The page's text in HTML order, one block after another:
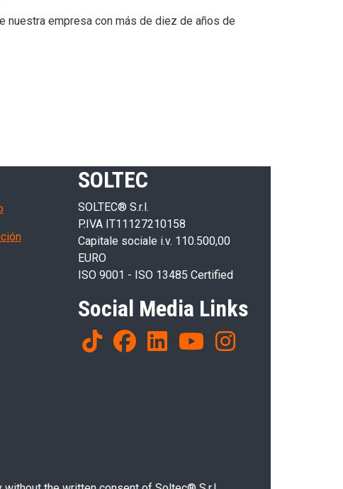
nuestra empresa con más de diez de años de
SOLTEC
SOLTEC® S.r.l.
P.IVA IT11127210158
Capitale sociale i.v. 110.500,00
EURO
ISO 9001 - ISO 13485 Certified
Social Media Links